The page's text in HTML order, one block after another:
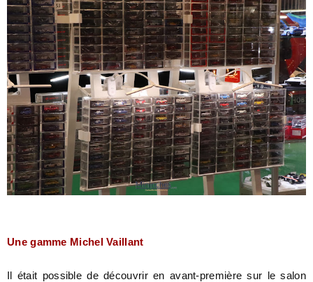
Une gamme Michel Vaillant
Il était possible de découvrir en avant-première sur le salon